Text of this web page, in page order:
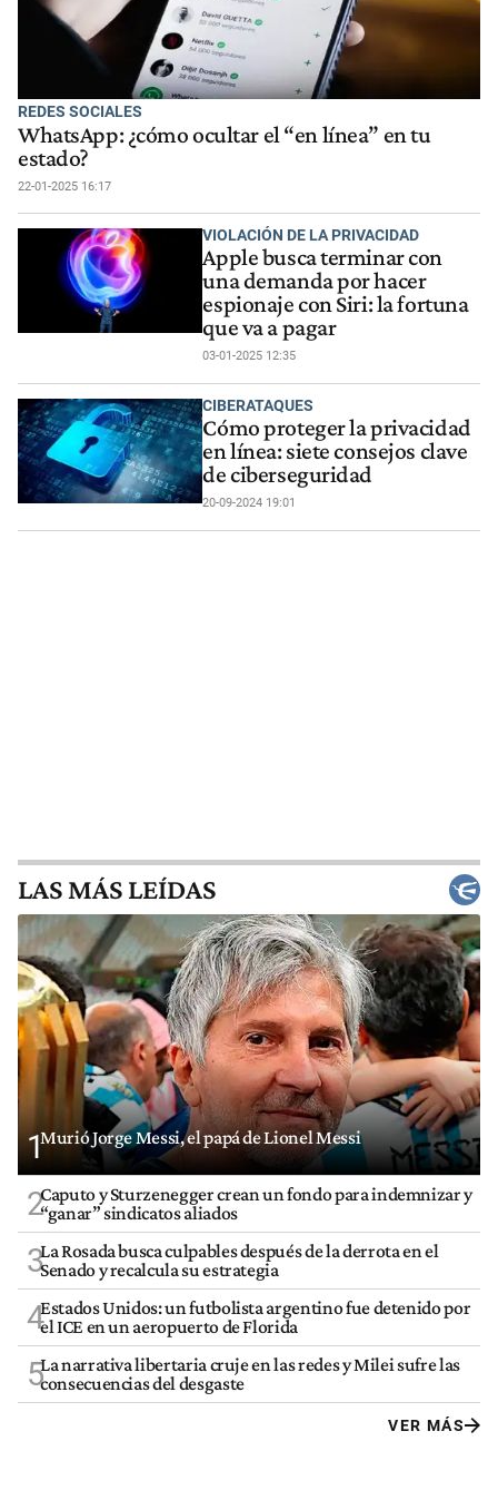
REDES SOCIALES
WhatsApp: ¿cómo ocultar el “en línea” en tu
estado?
22-01-2025 16:17
VIOLACIÓN DE LA PRIVACIDAD
Apple busca terminar con
una demanda por hacer
espionaje con Siri: la fortuna
que va a pagar
03-01-2025 12:35
CIBERATAQUES
Cómo proteger la privacidad
en línea: siete consejos clave
de ciberseguridad
20-09-2024 19:01
LAS MÁS LEÍDAS
1Murió Jorge Messi, el papá de Lionel Messi
2Caputo y Sturzenegger crean un fondo para indemnizar y
“ganar” sindicatos aliados
3La Rosada busca culpables después de la derrota en el
Senado y recalcula su estrategia
4Estados Unidos: un futbolista argentino fue detenido por
el ICE en un aeropuerto de Florida
5La narrativa libertaria cruje en las redes y Milei sufre las
consecuencias del desgaste
VER MÁS